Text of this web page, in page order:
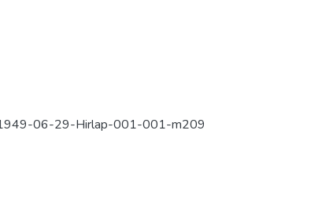
06-29-Hirlap-001-001-m209